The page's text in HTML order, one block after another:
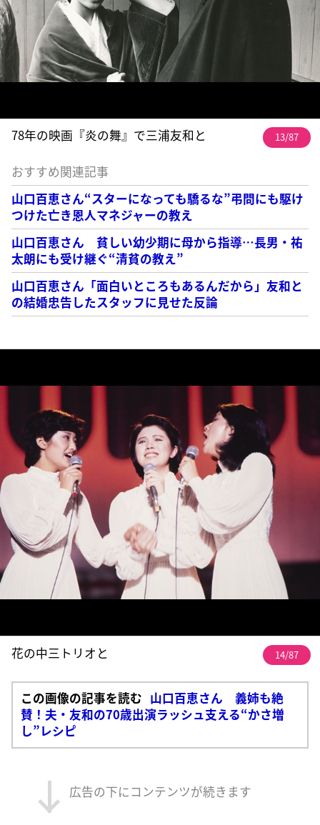
78年の映画『炎の舞』で三浦友和と 13/87
おすすめ関連記事
山口百恵さん“スターになっても驕るな”弔問にも駆け
つけた亡き恩人マネジャーの教え
山口百恵さん 貧しい幼少期に母から指導…長男・祐
太朗にも受け継ぐ“清貧の教え”
山口百恵さん「面白いところもあるんだから」友和と
の結婚忠告したスタッフに見せた反論
花の中三トリオと 14/87
この画像の記事を読む 山口百恵さん 義姉も絶
賛！夫・友和の70歳出演ラッシュ支える“かさ増
し”レシピ
広告の下にコンテンツが続きます